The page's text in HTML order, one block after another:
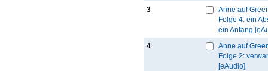
3
Anne auf
Folge 4: ein
ein Anfang
4
Anne auf
Folge 2:
[eAudio]